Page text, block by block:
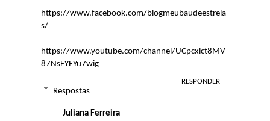
https://www.facebook.com/blogmeubaudeestrela
s/
https://www.youtube.com/channel/UCpcxlct8MV
87NsFYEYu7wig
RESPONDER
Respostas
Juliana Ferreira